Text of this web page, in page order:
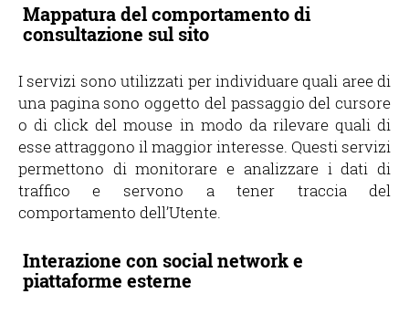
Mappatura del comportamento di
consultazione sul sito
I servizi sono utilizzati per individuare quali aree di
una pagina sono oggetto del passaggio del cursore
o di click del mouse in modo da rilevare quali di
esse attraggono il maggior interesse. Questi servizi
permettono di monitorare e analizzare i dati di
traffico e servono a tener traccia del
comportamento dell’Utente.
Interazione con social network e
piattaforme esterne